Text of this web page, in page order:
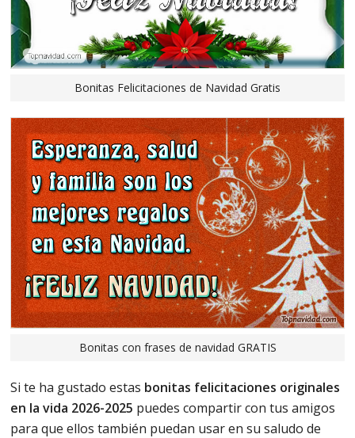
Bonitas Felicitaciones de Navidad Gratis
Bonitas con frases de navidad GRATIS
Si te ha gustado estas bonitas felicitaciones originales
en la vida 2026-2025 puedes compartir con tus amigos
para que ellos también puedan usar en su saludo de